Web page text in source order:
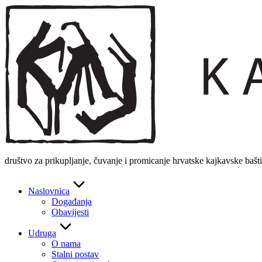
Skip
to
content
društvo za prikupljanje, čuvanje i promicanje hrvatske kajkavske
Naslovnica
Događanja
Obavijesti
Udruga
O nama
Stalni postav